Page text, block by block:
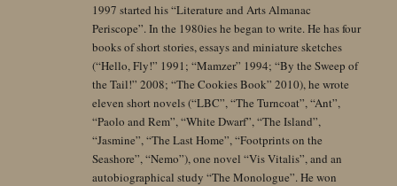
1997 started his “Literature and Arts Almanac
Periscope”. In the 1980ies he began to write. He has four
books of short stories, essays and miniature sketches
(“Hello, Fly!” 1991; “Mamzer” 1994; “By the Sweep of
the Tail!” 2008; “The Cookies Book” 2010), he wrote
eleven short novels (“LBC”, “The Turncoat”, “Ant”,
“Paolo and Rem”, “White Dwarf”, “The Island”,
“Jasmine”, “The Last Home”, “Footprints on the
Seashore”, “Nemo”), one novel “Vis Vitalis”, and an
autobiographical study “The Monologue”. He won